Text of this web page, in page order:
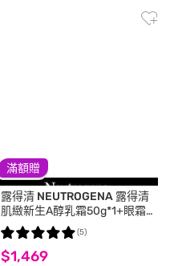
滿額贈
露得清 NEUTROGENA 露得清
肌緻新生A醇乳霜50g*1+眼霜
15g*1 超值煥膚組 (全新升級配
方/官方直營)
$1,469
(5)